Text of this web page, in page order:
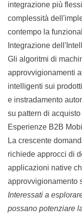
integrazione più
complessità
contempo la
Integrazione
Gli algoritmi di
approvvigionamenti
intelligenti sui
e instradamento
su pattern di acquisto
Esperienze B2B
La crescente
richiede approcci di
applicazioni native
approvvigionamento
Interessati a
possano potenziare